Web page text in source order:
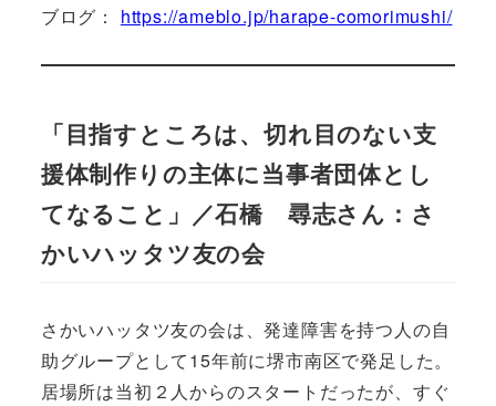
ブログ： https://ameblo.jp/harape-comorimushi/
「目指すところは、切れ目のない支
援体制作りの主体に当事者団体とし
てなること」／石橋 尋志さん：さ
かいハッタツ友の会
さかいハッタツ友の会は、発達障害を持つ人の自
助グループとして15年前に堺市南区で発足した。
居場所は当初２人からのスタートだったが、すぐ